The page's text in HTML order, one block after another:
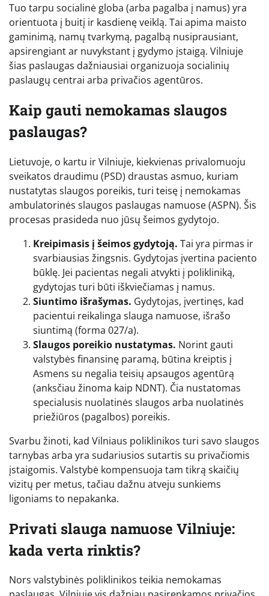
Tuo tarpu socialinė globa (arba pagalba į namus) yra
orientuota į buitį ir kasdienę veiklą. Tai apima maisto
gaminimą, namų tvarkymą, pagalbą nusiprausiant,
apsirengiant ar nuvykstant į gydymo įstaigą. Vilniuje
šias paslaugas dažniausiai organizuoja socialinių
paslaugų centrai arba privačios agentūros.
Kaip gauti nemokamas slaugos
paslaugas?
Lietuvoje, o kartu ir Vilniuje, kiekvienas privalomuoju
sveikatos draudimu (PSD) draustas asmuo, kuriam
nustatytas slaugos poreikis, turi teisę į nemokamas
ambulatorinės slaugos paslaugas namuose (ASPN). Šis
procesas prasideda nuo jūsų šeimos gydytojo.
Kreipimasis į šeimos gydytoją. Tai yra pirmas ir
svarbiausias žingsnis. Gydytojas įvertina paciento
būklę. Jei pacientas negali atvykti į polikliniką,
gydytojas turi būti iškviečiamas į namus.
Siuntimo išrašymas. Gydytojas, įvertinęs, kad
pacientui reikalinga slauga namuose, išrašo
siuntimą (forma 027/a).
Slaugos poreikio nustatymas. Norint gauti
valstybės finansinę paramą, būtina kreiptis į
Asmens su negalia teisių apsaugos agentūrą
(anksčiau žinoma kaip NDNT). Čia nustatomas
specialusis nuolatinės slaugos arba nuolatinės
priežiūros (pagalbos) poreikis.
Svarbu žinoti, kad Vilniaus poliklinikos turi savo slaugos
tarnybas arba yra sudariusios sutartis su privačiomis
įstaigomis. Valstybė kompensuoja tam tikrą skaičių
vizitų per metus, tačiau dažnu atveju sunkiems
ligoniams to nepakanka.
Privati slauga namuose Vilniuje:
kada verta rinktis?
Nors valstybinės poliklinikos teikia nemokamas